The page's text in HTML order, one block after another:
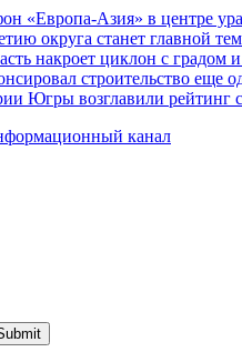
«Европа-Азия» в центре
округа станет главной
накроет циклон с градом
строительство еще
Югры возглавили рейтинг
канал